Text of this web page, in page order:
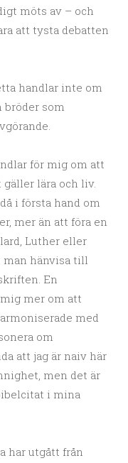
möts av – och
att tysta debatten
handlar inte om
bröder som
för mig om att
lära och liv.
i första hand om
mer än att föra en
Luther eller
man hänvisa till
En
mer om att
med
om
att jag är naiv här
men det är
i mina
har utgått från